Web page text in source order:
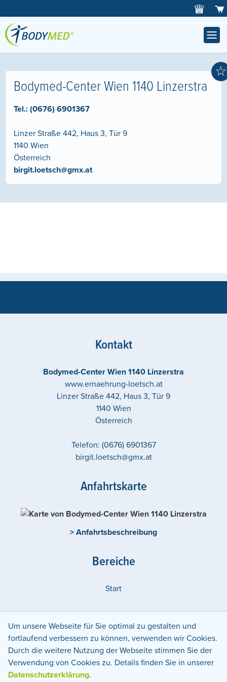
☆
Bodymed-Center Wien 1140 Linzerstra
Tel.:(0676) 6901367
Linzer Straße 442, Haus 3, Tür 9
1140 Wien
Österreich
birgit.loetsch@gmx.at
Kontakt
Bodymed-Center Wien 1140 Linzerstra
www.ernaehrung-loetsch.at
Linzer Straße 442, Haus 3, Tür 9
1140 Wien
Österreich
Telefon: (0676) 6901367
birgit.loetsch@gmx.at
Anfahrtskarte
> Anfahrtsbeschreibung
Bereiche
Start
Weitere Center in:
Österreich
Wien
Datenschutz
Um unsere Webseite für Sie optimal zu gestalten und
fortlaufend verbessern zu können, verwenden wir Cookies.
Durch die weitere Nutzung der Webseite stimmen Sie der
Verwendung von Cookies zu. Details finden Sie in unserer
Datenschutzerklärung.